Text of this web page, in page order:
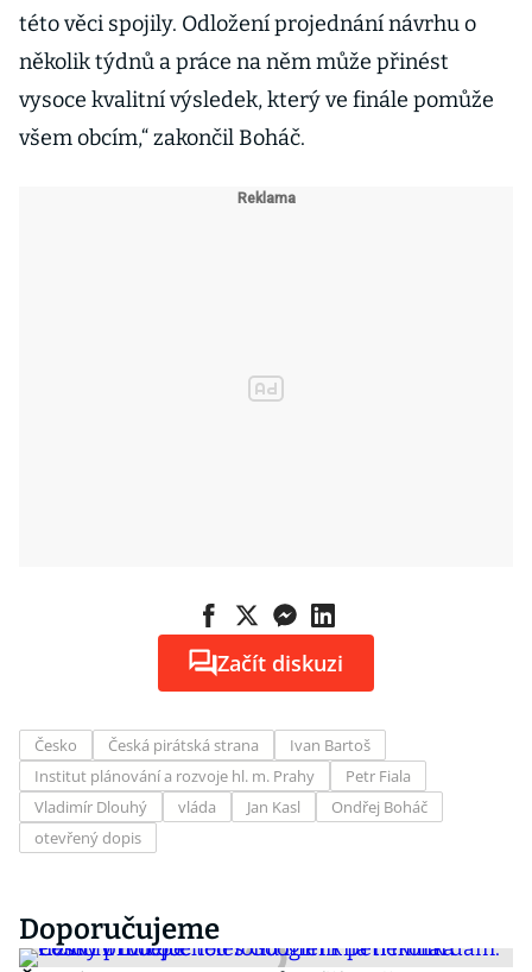
této věci spojily. Odložení projednání návrhu o
několik týdnů a práce na něm může přinést
vysoce kvalitní výsledek, který ve finále pomůže
všem obcím,“ zakončil Boháč.
Začít diskuzi
Česko Česká pirátská strana
Ivan Bartoš
Institut plánování a rozvoje hl. m. Prahy
Petr Fiala
Vladimír Dlouhý
vláda Jan Kasl
Ondřej Boháč
otevřený dopis
Doporučujeme